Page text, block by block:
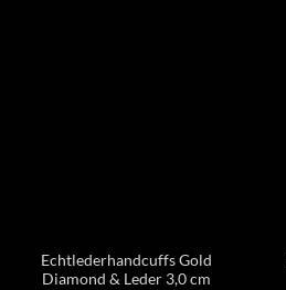
Echtlederhandcuffs Gold
Diamond & Leder 3,0 cm